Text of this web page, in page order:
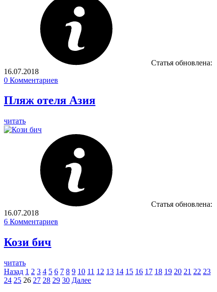
Статья обновлена:
16.07.2018
0 Комментариев
Пляж отеля Азия
читать
Статья обновлена:
16.07.2018
6 Комментариев
Кози бич
читать
Назад 1 2 3 4 5 6 7 8 9 10 11 12 13 14 15 16 17 18 19 20 21 22 23
24 25 26 27 28 29 30 Далее